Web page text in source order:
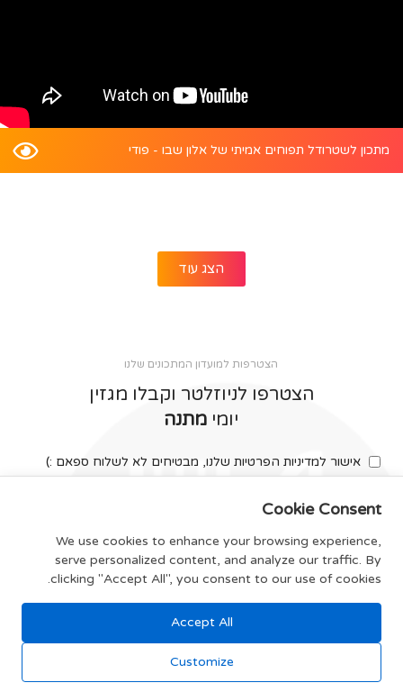
מתכון לשטרודל תפוחים אמיתי של אלון שבו - פודי
הצג עוד
הצטרפות למועדון המתכונים שלנו
הצטרפו לניוזלטר וקבלו מגזין
יומי מתנה
אישור למדיניות הפרטיות שלנו, מבטיחים לא לשלוח ספאם :)
צרפו אותי
תקנון האתר
Cookie Consent
We use cookies to enhance your browsing experience,
serve personalized content, and analyze our traffic. By
clicking "Accept All", you consent to our use of cookies.
Accept All
Customize